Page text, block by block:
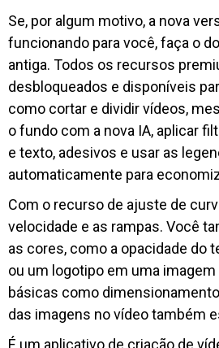
Se, por algum motivo, a nova
funcionando para você, faça o
antiga. Todos os recursos
desbloqueados e disponíveis
como cortar e dividir vídeos,
o fundo com a nova IA, aplicar
e texto, adesivos e usar as
automaticamente para
Com o recurso de ajuste de
velocidade e as rampas. Você
as cores, como a opacidade do
ou um logotipo em uma
básicas como
das imagens no vídeo também
É um aplicativo de criação de